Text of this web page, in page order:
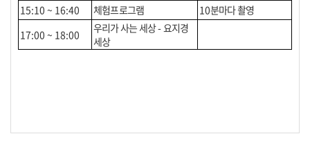
15:10 ~ 16:40
체험프로그램 10분마다 촬영
17:00 ~ 18:00
우리가 사는 세상-요지경
세상